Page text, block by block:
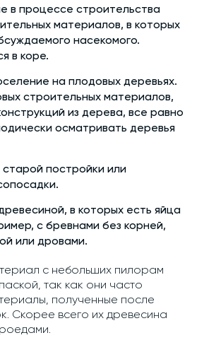
в процессе строительства
материалов, в которых
насекомого.
в коре.
на плодовых деревьях.
строительных материалов,
из дерева, все равно
осматривать деревья
постройки или
в которых есть яйца
с бревнами без корней,
или дровами.
с небольших пилорам
так как они часто
полученные после
Скорее всего их древесина